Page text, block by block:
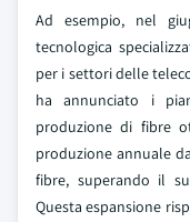
Ad esempio, nel
tecnologica
per i settori delle
ha annunciato i
produzione di fibre
produzione annuale
fibre, superando il
Questa espansione